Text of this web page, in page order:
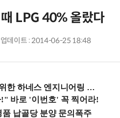
LPG 40% 올랐다
업데이트 : 2014-06-25 18:48
니어링 입문과정 (8/20 신논현역)